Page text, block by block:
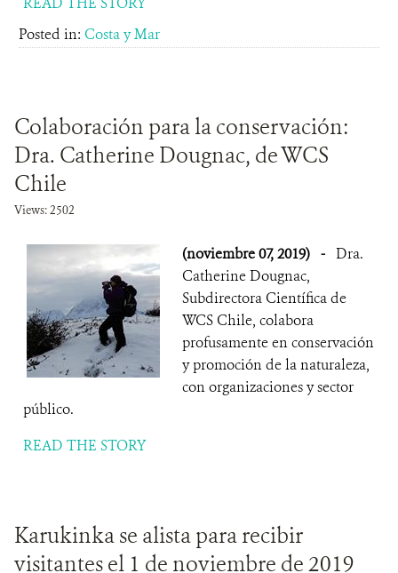
Posted in: Costa y Mar
Colaboración para la conservación:
Dra. Catherine Dougnac, de WCS
Chile
Views: 2502
(noviembre 07, 2019) - Dra.
Catherine Dougnac,
Subdirectora Científica de
WCS Chile, colabora
profusamente en conservación
y promoción de la naturaleza,
con organizaciones y sector
público.
READ THE STORY
Karukinka se alista para recibir
visitantes el 1 de noviembre de 2019